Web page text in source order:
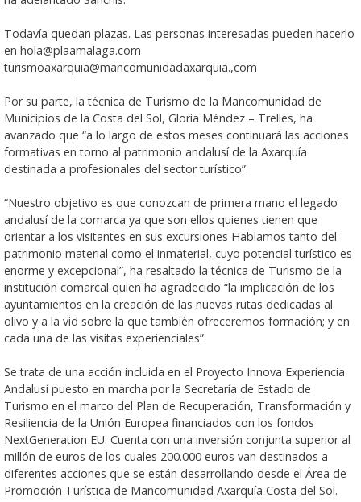
Todavía quedan plazas. Las personas interesadas pueden hacerlo
en hola@plaamalaga.com
turismoaxarquia@mancomunidadaxarquia.,com
Por su parte, la técnica de Turismo de la Mancomunidad de
Municipios de la Costa del Sol, Gloria Méndez – Trelles, ha
avanzado que “a lo largo de estos meses continuará las acciones
formativas en torno al patrimonio andalusí de la Axarquía
destinada a profesionales del sector turístico”.
“Nuestro objetivo es que conozcan de primera mano el legado
andalusí de la comarca ya que son ellos quienes tienen que
orientar a los visitantes en sus excursiones Hablamos tanto del
patrimonio material como el inmaterial, cuyo potencial turístico es
enorme y excepcional”, ha resaltado la técnica de Turismo de la
institución comarcal quien ha agradecido “la implicación de los
ayuntamientos en la creación de las nuevas rutas dedicadas al
olivo y a la vid sobre la que también ofreceremos formación; y en
cada una de las visitas experienciales”.
Se trata de una acción incluida en el Proyecto Innova Experiencia
Andalusí puesto en marcha por la Secretaría de Estado de
Turismo en el marco del Plan de Recuperación, Transformación y
Resiliencia de la Unión Europea financiados con los fondos
NextGeneration EU. Cuenta con una inversión conjunta superior al
millón de euros de los cuales 200.000 euros van destinados a
diferentes acciones que se están desarrollando desde el Área de
Promoción Turística de Mancomunidad Axarquía Costa del Sol.